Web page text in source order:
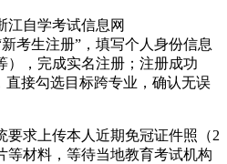
江自学考试信息网
新考生注册”，填写个人身份信息
），完成实名注册；注册成功
直接勾选目标跨专业，确认无误
要求上传本人近期免冠证件照（2
等材料，等待当地教育考试机构